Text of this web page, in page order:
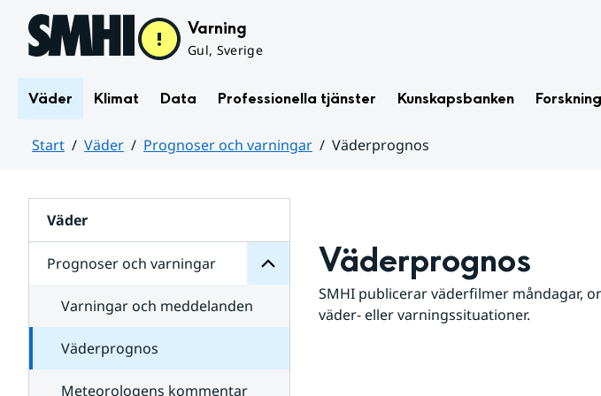
Hoppa till sidans innehåll Varning
Gul, Sverige
Väder Klimat Data Professionella tjänster Kunskapsbanken Forskning
Start Väder Prognoser och varningar
Väderprognos
Väder
Prognoser och varningar
för
varningar
Varningar och meddelanden
Väderprognos
Meteorologens kommentar
Väderprognos
SMHI publicerar väderfilmer måndagar,
väder- eller varningssituationer.